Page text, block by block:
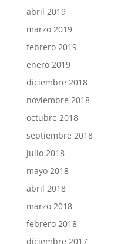
abril 2019
marzo 2019
febrero 2019
enero 2019
diciembre 2018
noviembre 2018
octubre 2018
septiembre 2018
julio 2018
mayo 2018
abril 2018
marzo 2018
febrero 2018
diciembre 2017